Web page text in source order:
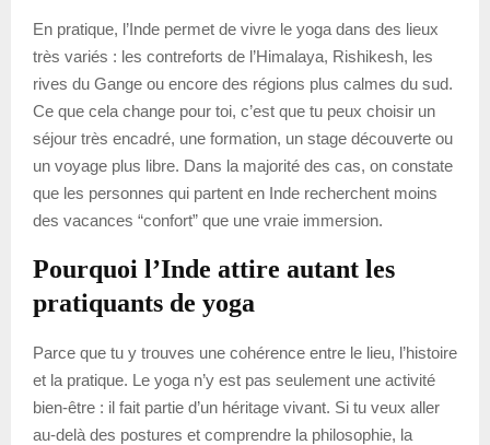
En pratique, l’Inde permet de vivre le yoga dans des lieux
très variés : les contreforts de l’Himalaya, Rishikesh, les
rives du Gange ou encore des régions plus calmes du sud.
Ce que cela change pour toi, c’est que tu peux choisir un
séjour très encadré, une formation, un stage découverte ou
un voyage plus libre. Dans la majorité des cas, on constate
que les personnes qui partent en Inde recherchent moins
des vacances “confort” que une vraie immersion.
Pourquoi l’Inde attire autant les
pratiquants de yoga
Parce que tu y trouves une cohérence entre le lieu, l’histoire
et la pratique. Le yoga n’y est pas seulement une activité
bien-être : il fait partie d’un héritage vivant. Si tu veux aller
au-delà des postures et comprendre la philosophie, la